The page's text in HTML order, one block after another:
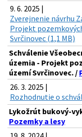
9. 6. 2025 |
Zverejnenie návrhu
Projekt
Svrčinovec (1,1 MB)
Schválenie
územia - Projekt
území Svrčinovec. /
26. 3. 2025 |
Rozhodnutie o
Lykožrút bukový-
Pozemky a lesy